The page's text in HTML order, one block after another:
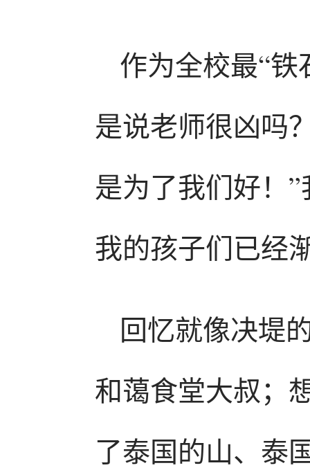
作为全校最“
是说老师很凶吗
是为了我们好！
我的孩子们已经
回忆就像决堤
和蔼食堂大叔；
了泰国的山、泰